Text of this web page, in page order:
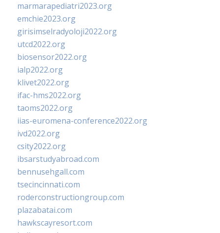
marmarapediatri2023.org
emchie2023.org
girisimselradyoloji2022.org
utcd2022.org
biosensor2022.org
ialp2022.org
klivet2022.org
ifac-hms2022.org
taoms2022.org
iias-euromena-conference2022.org
ivd2022.org
csity2022.org
ibsarstudyabroad.com
bennusehgall.com
tsecincinnati.com
roderconstructiongroup.com
plazabatai.com
hawkscayresort.com